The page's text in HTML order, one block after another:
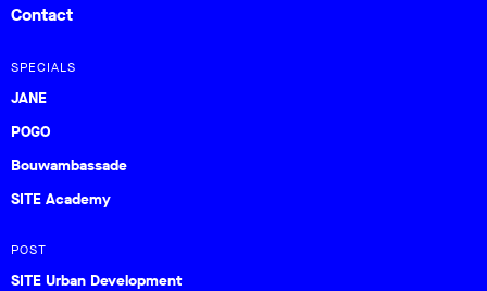
Contact
SPECIALS
JANE
POGO
Bouwambassade
SITE Academy
POST
SITE Urban Development